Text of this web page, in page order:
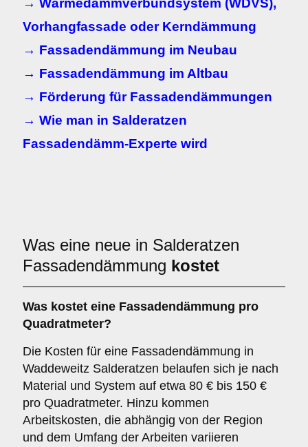
→ Wärmedämmverbundsystem (WDVS),
Vorhangfassade oder Kerndämmung
→ Fassadendämmung im Neubau
→ Fassadendämmung im Altbau
→ Förderung für Fassadendämmungen
→ Wie man in Salderatzen
Fassadendämm-Experte wird
Was eine neue in Salderatzen
Fassadendämmung kostet
Was kostet eine Fassadendämmung pro
Quadratmeter?
Die Kosten für eine Fassadendämmung in
Waddeweitz Salderatzen belaufen sich je nach
Material und System auf etwa 80 € bis 150 €
pro Quadratmeter. Hinzu kommen
Arbeitskosten, die abhängig von der Region
und dem Umfang der Arbeiten variieren